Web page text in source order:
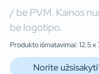
/ be PVM. Kainos
be logotipo.
Produkto išmatavimai: 12.5 x
Norite